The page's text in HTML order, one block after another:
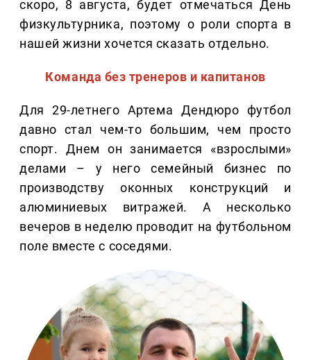
скоро, 8 августа, будет отмечаться День
физкультурника, поэтому о роли спорта в
нашей жизни хочется сказать отдельно.
Команда без тренеров и капитанов
Для 29-летнего Артема Дендюро футбол
давно стал чем-то большим, чем просто
спорт. Днем он занимается «взрослыми»
делами – у него семейный бизнес по
производству оконных конструкций и
алюминиевых витражей. А несколько
вечеров в неделю проводит на футбольном
поле вместе с соседями.